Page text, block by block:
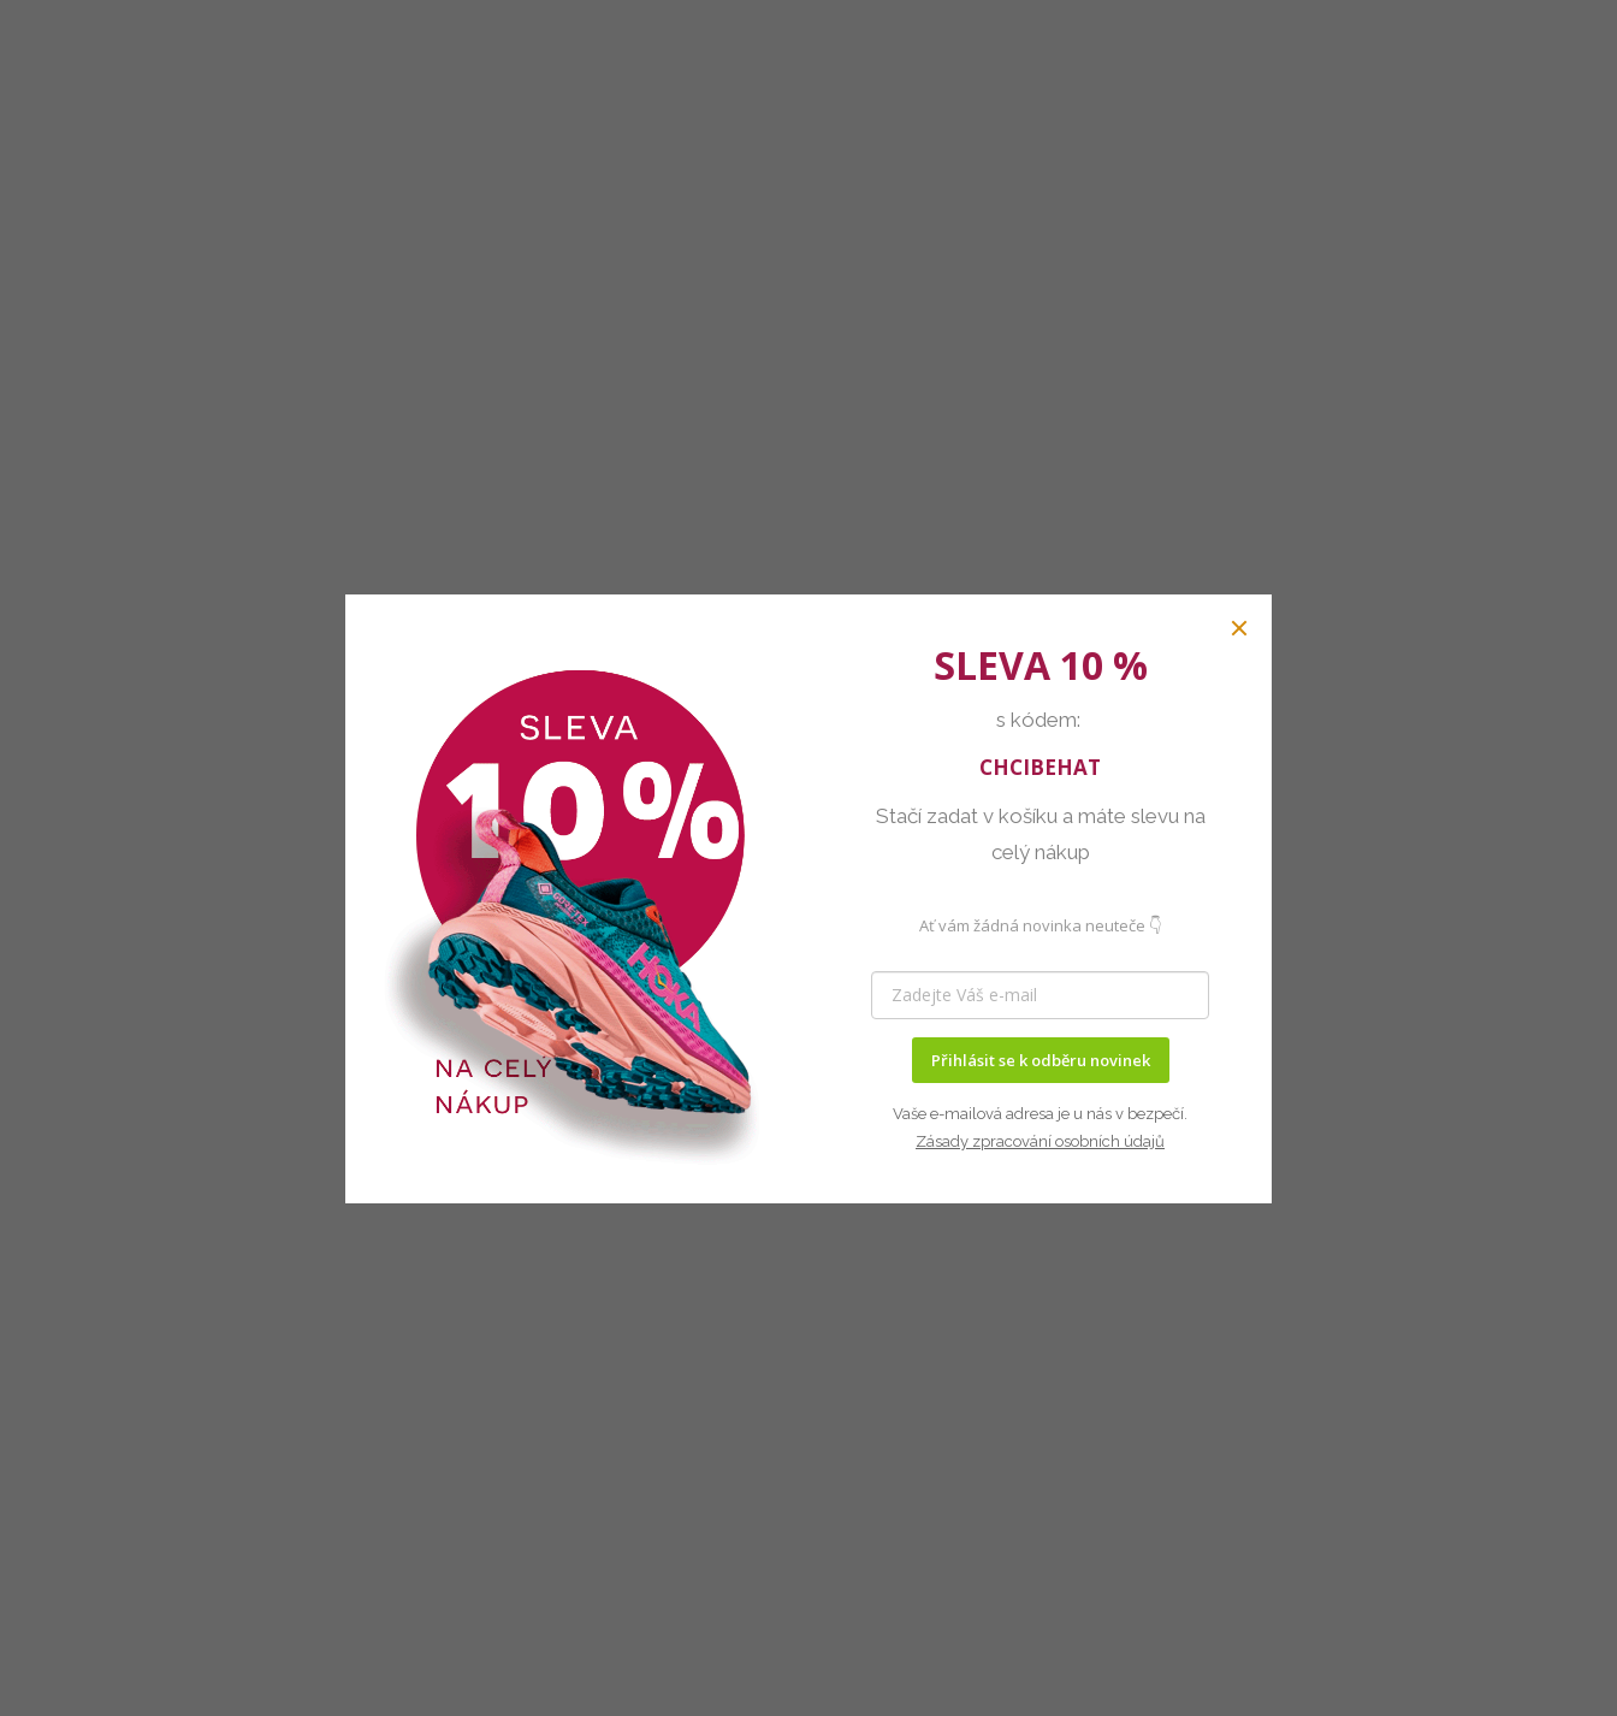
SLEVA 10 %
s kódem:
CHCIBEHAT
Stačí zadat v košíku a máte slevu na
celý nákup
Ať vám žádná novinka neuteče 👇
Přihlásit se k odběru novinek
Vaše e-mailová adresa je u nás v bezpečí.
Zásady zpracování osobních údajů